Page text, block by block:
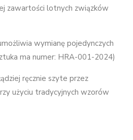
zawartości lotnych związków
wymianę pojedynczych
ma numer: HRA-001-2024)
ręcznie szyte przez
użyciu tradycyjnych wzorów